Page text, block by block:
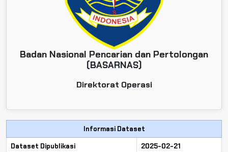
Badan Nasional Pencarian dan Pertolongan
(BASARNAS)
Direktorat Operasi
Informasi Dataset
Dataset Dipublikasi
2025-02-21